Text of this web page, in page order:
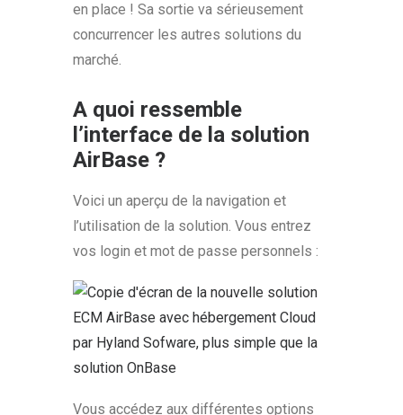
en place ! Sa sortie va sérieusement
concurrencer les autres solutions du
marché.
A quoi ressemble
l’interface de la solution
AirBase ?
Voici un aperçu de la navigation et
l’utilisation de la solution. Vous entrez
vos login et mot de passe personnels :
Vous accédez aux différentes options